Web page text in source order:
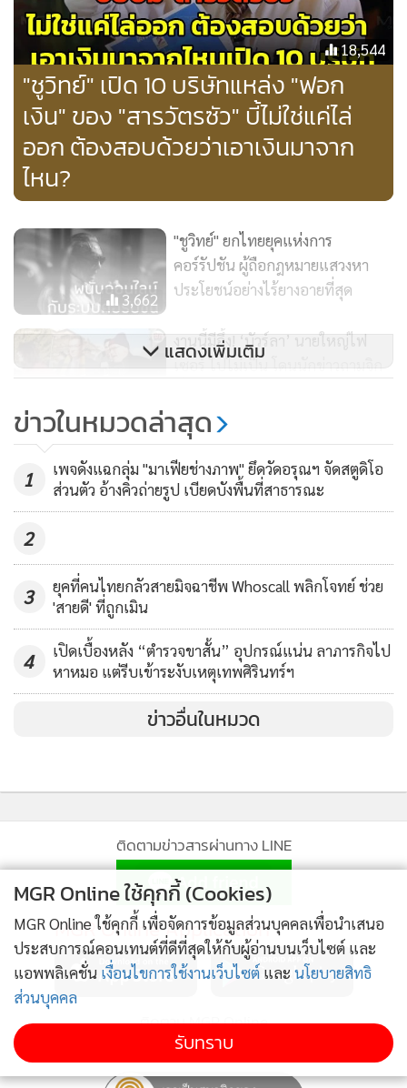
ลองเปรียบเทียบกับตำรวจอาชีพจริงๆ เป็นตำรวจสุจริต กินเงิน
เดือนพันตำรวจโทอย่างเก่งก็ 30,000 กว่าบาท
ไหนจะผ่อนรถ ผ่อนบ้าน ลูกเมีย ถึงได้เป็นหนี้สหกรณ์ตำรวจกัน
ทุกนาย ผ่อนกันยันตาย
หากวันไหนใจไม่แข็งพอ อุดมการณ์หมด อุดมเงินมาแทนทันที
ไอ้ซัวเป็นใครมาจากไหน สอบเส้นทางการเงินได้ว่าทำมาหากิน
อะไร ตระกูลบ้านทำธุรกิจใหญ่โตแค่ไหนถึงมีเงินได้ขนาดนี้
ของอย่างนี้มันโกหกกันไม่ได้ ไม่ว่าจะฟอกมาเก่งขนาดไหน แต่
เชื่อผมเถอะ ว่ายังไงก็เจอ
สูงสุดจะกลับสู่สามัญ ไม่ว่า ไอ้โป้ นอท ซัว เมื่อเป็นทองเก๊ก็ต้องเก๊
วันยันค่ำ
ต้องยอมรับความจริงว่า ความซวยได้มาเยือนอย่างหลีกเลี่ยงไม่ได้
นอกจากไอ้ซัวจะโดนไล่ออก ลำดับถัดไปจะเป็นรายการตามล้าง
ตามเช็ดจากบิ๊กก้อง เพราะ ผบ.ตร.สั่งให้จัดการสอบองค์กรของ
ไอ้ซัวเพราะมันใหญ่เกินไป
คนที่เป็นโจรนั้น ถ้ามันเป็นโจรกระจอกก็ไม่มีใครสนใจมันเท่าไหร่
สังคมจะวิบัติ หากตำรวจเป็นโจรเสียเอง
ถึงขนาดอาศัยเครื่องแบบหากิน แล้วเป็นนายบ่อนด้วย จัดตั้ง
องค์กรที่มีระบบทันสมัย ถือเป็นอันตรายอย่างยิ่งต่อสังคม
วันนี้ผมยังได้มีโอกาสพบกับอัยการสุภาพสตรีท่านหนึ่ง ขอไม่เอ่ย
นาม แต่มีความเจ็บช้ำน้ำใจที่ถูกอัยการด้วยกันเล่นตลก
ทำคดีค้ามนุษย์สั่งฟ้อง แต่ถูกมัดมือชกพลิกคำสั่งคดีจน “กำพล
วิคตอเรีย” จวนจะหลุดรอมร่อ
18,544
"ชูวิทย์" เปิด 10 บริษัทแหล่ง "ฟอก
เงิน" ของ "สารวัตรซัว" บี้ไม่ใช่แค่ไล่
ออก ต้องสอบด้วยว่าเอาเงินมาจาก
ไหน?
3,662
"ชูวิทย์" ยกไทยยุคแห่งการ
คอร์รัปชัน ผู้ถือกฎหมายแสวงหา
ประโยชน์อย่างไร้ยางอายที่สุด
งานนี้มีอึ้ง! ‘บัวร์ลา’ นายใหญ่ไฟ
เซอร์ ไปไม่เป็น โดนนักข่าวถามจิก
4,078
“สันธนะ” หอบหลักฐานเครือข่าย
“เอ็ดดี้” เอี่ยวยาเสพติด-เว็บพนัน
ออนไลน์ มอบ “ดีเอสไอ” เช็กบิล
แสดงเพิ่มเติม
ข่าวในหมวดล่าสุด
1
เพจดังแฉกลุ่ม "มาเฟียช่างภาพ" ยึดวัดอรุณฯ จัดสตูดิโอ
ส่วนตัว อ้างคิวถ่ายรูป เบียดบังพื้นที่สาธารณะ
2
3
ยุคที่คนไทยกลัวสายมิจฉาชีพ Whoscall พลิกโจทย์ ช่วย
'สายดี' ที่ถูกเมิน
4
เปิดเบื้องหลัง “ตำรวจขาสั้น” อุปกรณ์แน่น ลาภารกิจไป
หาหมอ แต่รีบเข้าระงับเหตุเทพศิรินทร์ฯ
ข่าวอื่นในหมวด
ติดตามข่าวสารผ่านทาง LINE
MGR Online Application
ติดตาม MGR Online
MGR Online ใช้คุกกี้ (Cookies)
MGR Online ใช้คุกกี้ เพื่อจัดการข้อมูลส่วนบุคคลเพื่อนำเสนอ
ประสบการณ์คอนเทนต์ที่ดีที่สุดให้กับผู้อ่านบนเว็บไซต์ และ
แอพพลิเคชั่น เงื่อนไขการใช้งานเว็บไซต์ และ นโยบายสิทธิ
ส่วนบุคคล
รับทราบ